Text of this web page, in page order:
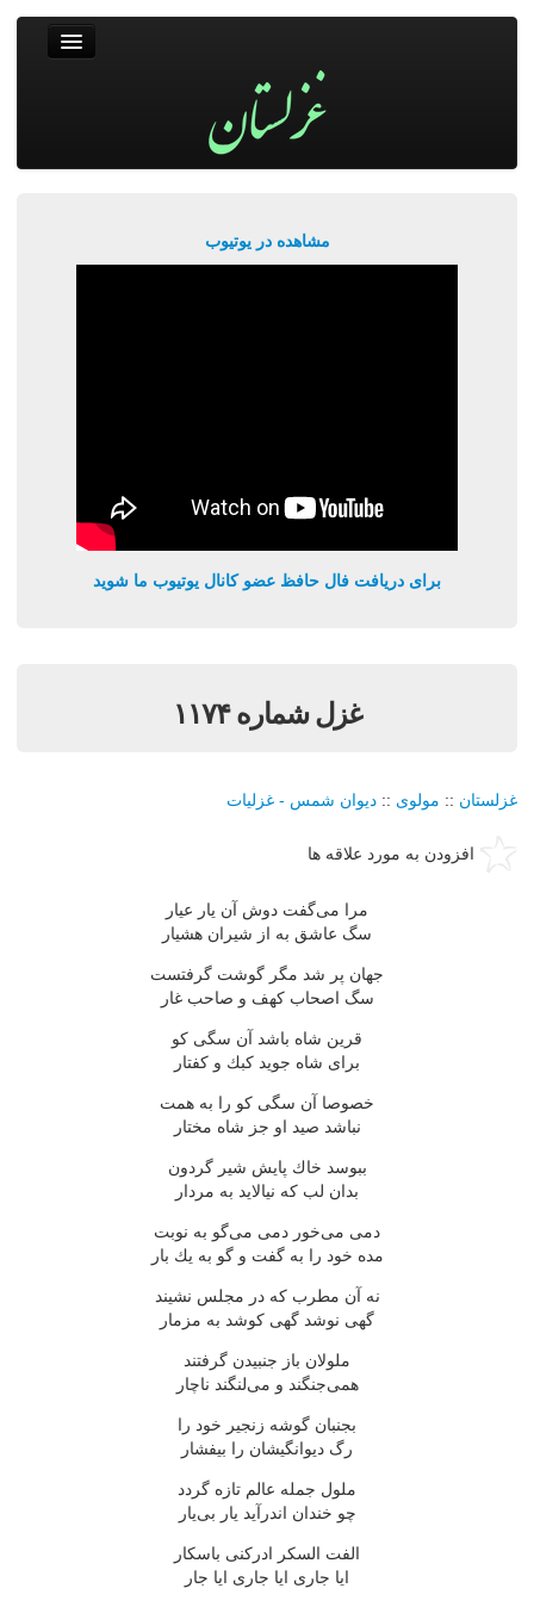
مشاهده در یوتیوب
برای دریافت فال حافظ عضو کانال یوتیوب ما شوید
غزل شماره ۱۱۷۴
غزلستان :: مولوی :: دیوان شمس - غزلیات
افزودن به مورد علاقه ها
مرا می‌گفت دوش آن یار عیار
سگ عاشق به از شیران هشیار
جهان پر شد مگر گوشت گرفتست
سگ اصحاب كهف و صاحب غار
قرین شاه باشد آن سگی كو
برای شاه جوید كبك و كفتار
خصوصا آن سگی كو را به همت
نباشد صید او جز شاه مختار
ببوسد خاك پایش شیر گردون
بدان لب كه نیالاید به مردار
دمی می‌خور دمی می‌گو به نوبت
مده خود را به گفت و گو به یك بار
نه آن مطرب كه در مجلس نشیند
گهی نوشد گهی كوشد به مزمار
ملولان باز جنبیدن گرفتند
همی‌جنگند و می‌لنگند ناچار
بجنبان گوشه زنجیر خود را
رگ دیوانگیشان را بیفشار
ملول جمله عالم تازه گردد
چو خندان اندرآید یار بی‌یار
الفت السكر ادركنی باسكار
ایا جاری ایا جاری ایا جار